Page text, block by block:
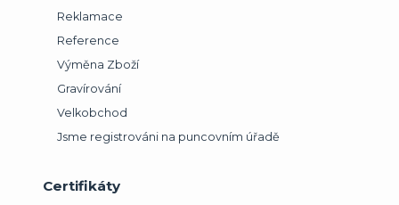
Reklamace
Reference
Výměna Zboží
Gravírování
Velkobchod
Jsme registrováni na puncovním úřadě
Certifikáty